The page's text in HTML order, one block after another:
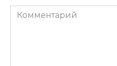
Комментарий